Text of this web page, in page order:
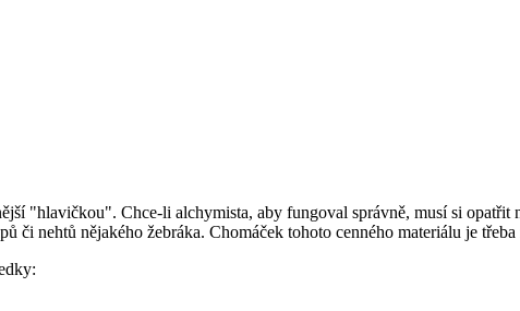
"hlavičkou". Chce-li alchymista, aby fungoval správně, musí si
či nehtů nějakého žebráka. Chomáček tohoto cenného materiálu je